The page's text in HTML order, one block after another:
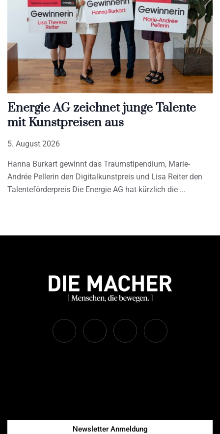
Energie AG zeichnet junge Talente
mit Kunstpreisen aus
5. August 2026
Hanna Burkart gewinnt das Traumstipendium, Marie-
Andrée Pellerin den Digitalkunstpreis und Lisa Reiter den
Talenteförderpreis Die Energie AG hat kürzlich die
Newsletter Anmeldung